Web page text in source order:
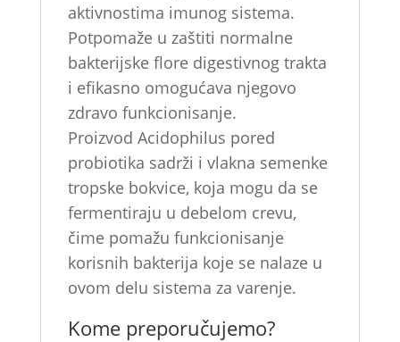
aktivnostima imunog sistema.
Potpomaže u zaštiti normalne
bakterijske flore digestivnog trakta
i efikasno omogućava njegovo
zdravo funkcionisanje.
Proizvod Acidophilus pored
probiotika sadrži i vlakna semenke
tropske bokvice, koja mogu da se
fermentiraju u debelom crevu,
čime pomažu funkcionisanje
korisnih bakterija koje se nalaze u
ovom delu sistema za varenje.
Kome preporučujemo?